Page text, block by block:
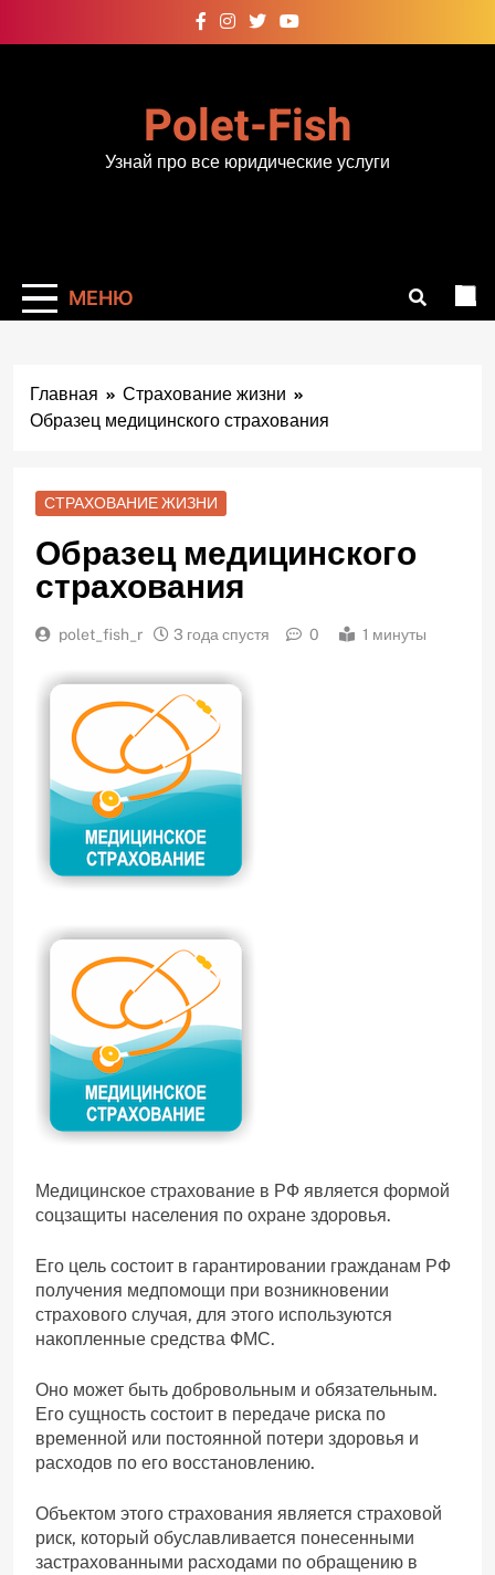
к
Polet-Fish
Узнай про все юридические услуги
МЕНЮ
Главная
Страхование жизни
Образец медицинского страхования
СТРАХОВАНИЕ ЖИЗНИ
Образец медицинского
страхования
polet_fish_r 3 года спустя 0 1 минуты
Медицинское страхование в РФ является формой
соцзащиты населения по охране здоровья.
Его цель состоит в гарантировании гражданам РФ
получения медпомощи при возникновении
страхового случая, для этого используются
накопленные средства ФМС.
Оно может быть добровольным и обязательным.
Его сущность состоит в передаче риска по
временной или постоянной потери здоровья и
расходов по его восстановлению.
Объектом этого страхования является страховой
риск, который обуславливается понесенными
застрахованными расходами по обращению в